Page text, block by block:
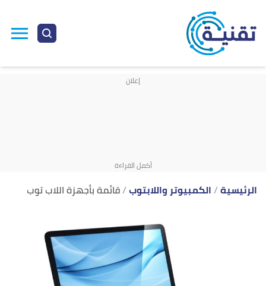
الرئيسية الكمبيوتر واللابتوب قائمة بأجهزة اللاب توب